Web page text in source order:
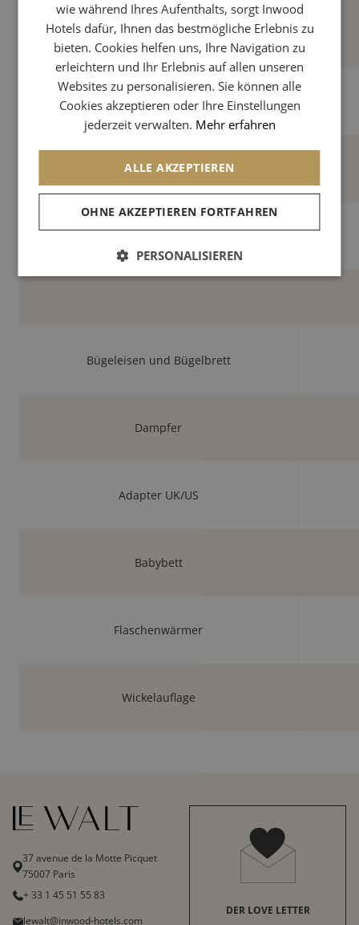
Hausschuhe mit Inwood Hotels-Logo
Vanity Set
Terre de Mars Begrüßungsprodukte
Fön
Bügeleisen und Bügelbrett
Dampfer
Adapter UK/US
Babybett
Flaschenwärmer
Wickelauflage
37 avenue de la Motte Picquet
75007 Paris
+ 33 1 45 51 55 83
lewalt@inwood-hotels.com
DER LOVE LETTER
GERMAN
ITALIAN
SPANISH
wie während Ihres Aufenthalts, sorgt Inwood
Hotels dafür, Ihnen das bestmögliche Erlebnis zu
bieten. Cookies helfen uns, Ihre Navigation zu
erleichtern und Ihr Erlebnis auf allen unseren
Websites zu personalisieren. Sie können alle
Cookies akzeptieren oder Ihre Einstellungen
jederzeit verwalten. Mehr erfahren
ALLE AKZEPTIEREN
OHNE AKZEPTIEREN FORTFAHREN
PERSONALISIEREN